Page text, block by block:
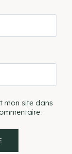
mon site dans